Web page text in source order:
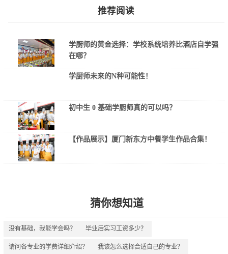
推荐阅读
学厨师的黄金选择：学校系统培养比酒店自学强
在哪？
学厨师未来的N种可能性！
初中生 0 基础学厨师真的可以吗？
【作品展示】厦门新东方中餐学生作品合集！
猜你想知道
没有基础，我能学会吗？ 毕业后实习工资多少？
请问各专业的学费详细介绍？ 我该怎么选择合适自己的专业？